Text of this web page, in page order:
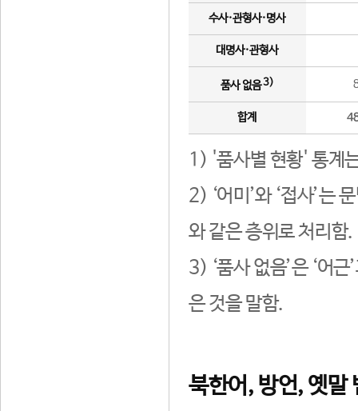
수사·관형사·명사
대명사·관형사
품사 없음3)
합계
1) '품사별 현황' 통계
2) ‘어미’와 ‘접사’는
와 같은 층위로 처리함.
3) ‘품사 없음’은 ‘어
은 것을 말함.
북한어, 방언, 옛말